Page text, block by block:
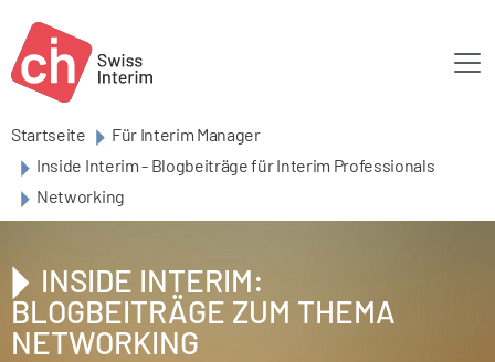
Startseite
Für Interim Manager
Inside Interim - Blogbeiträge für Interim Professionals
Networking
INSIDE INTERIM:
BLOGBEITRÄGE ZUM THEMA
NETWORKING